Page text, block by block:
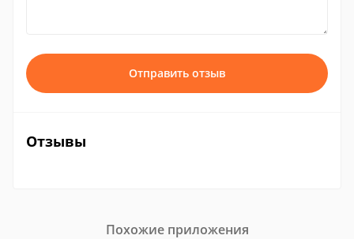
Отправить отзыв
Отзывы
Похожие приложения